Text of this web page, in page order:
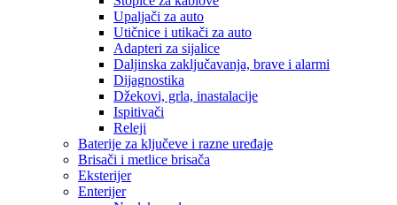
Upaljači za auto
Utičnice i utikači za auto
Adapteri za sijalice
Daljinska zaključavanja, brave i alarmi
Dijagnostika
Džekovi, grla, inastalacije
Ispitivači
Releji
Baterije za ključeve i razne uređaje
Brisači i metlice brisača
Eksterijer
Enterijer